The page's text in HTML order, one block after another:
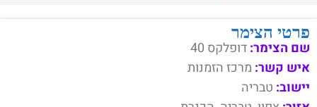
פרטי הצימר
שם הצימר:דופלקס 40
איש קשר: מרכז הזמנות
יישוב: טבריה